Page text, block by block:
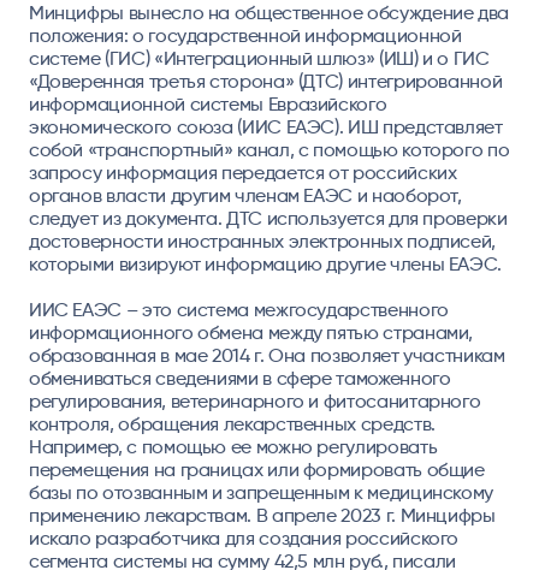
Минцифры вынесло на общественное обсуждение два
положения: о государственной информационной
системе (ГИС) «Интеграционный шлюз» (ИШ) и о ГИС
«Доверенная третья сторона» (ДТС) интегрированной
информационной системы Евразийского
экономического союза (ИИС ЕАЭС). ИШ представляет
собой «транспортный» канал, с помощью которого по
запросу информация передается от российских
органов власти другим членам ЕАЭС и наоборот,
следует из документа. ДТС используется для проверки
достоверности иностранных электронных подписей,
которыми визируют информацию другие члены ЕАЭС.
ИИС ЕАЭС – это система межгосударственного
информационного обмена между пятью странами,
образованная в мае 2014 г. Она позволяет участникам
обмениваться сведениями в сфере таможенного
регулирования, ветеринарного и фитосанитарного
контроля, обращения лекарственных средств.
Например, с помощью ее можно регулировать
перемещения на границах или формировать общие
базы по отозванным и запрещенным к медицинскому
применению лекарствам. В апреле 2023 г. Минцифры
искало разработчика для создания российского
сегмента системы на сумму 42,5 млн руб., писали